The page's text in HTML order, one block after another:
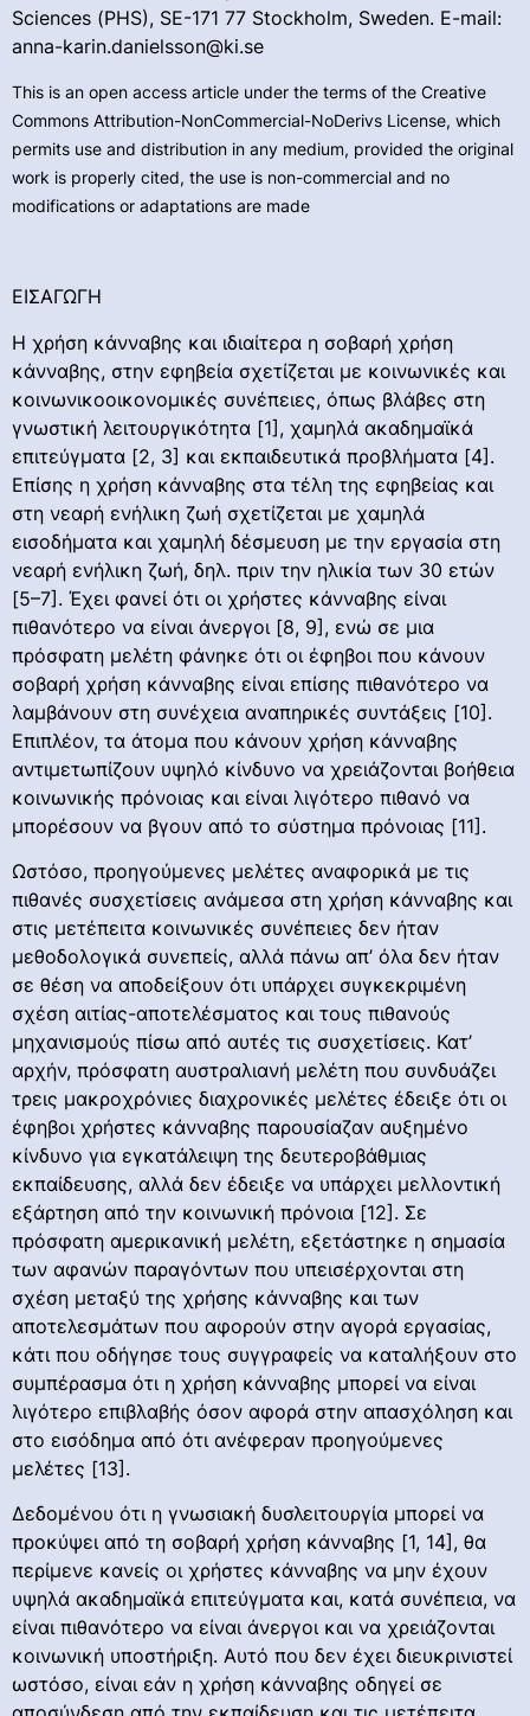
Sciences (PHS), SE-171 77 Stockholm, Sweden. E-mail:
anna-karin.danielsson@ki.se
This is an open access article under the terms of the Creative
Commons Attribution-NonCommercial-NoDerivs License, which
permits use and distribution in any medium, provided the original
work is properly cited, the use is non-commercial and no
modifications or adaptations are made
ΕΙΣΑΓΩΓΗ
Η χρήση κάνναβης και ιδιαίτερα η σοβαρή χρήση
κάνναβης, στην εφηβεία σχετίζεται με κοινωνικές και
κοινωνικοοικονομικές συνέπειες, όπως βλάβες στη
γνωστική λειτουργικότητα [1], χαμηλά ακαδημαϊκά
επιτεύγματα [2, 3] και εκπαιδευτικά προβλήματα [4].
Επίσης η χρήση κάνναβης στα τέλη της εφηβείας και
στη νεαρή ενήλικη ζωή σχετίζεται με χαμηλά
εισοδήματα και χαμηλή δέσμευση με την εργασία στη
νεαρή ενήλικη ζωή, δηλ. πριν την ηλικία των 30 ετών
[5–7]. Έχει φανεί ότι οι χρήστες κάνναβης είναι
πιθανότερο να είναι άνεργοι [8, 9], ενώ σε μια
πρόσφατη μελέτη φάνηκε ότι οι έφηβοι που κάνουν
σοβαρή χρήση κάνναβης είναι επίσης πιθανότερο να
λαμβάνουν στη συνέχεια αναπηρικές συντάξεις [10].
Επιπλέον, τα άτομα που κάνουν χρήση κάνναβης
αντιμετωπίζουν υψηλό κίνδυνο να χρειάζονται βοήθεια
κοινωνικής πρόνοιας και είναι λιγότερο πιθανό να
μπορέσουν να βγουν από το σύστημα πρόνοιας [11].
Ωστόσο, προηγούμενες μελέτες αναφορικά με τις
πιθανές συσχετίσεις ανάμεσα στη χρήση κάνναβης και
στις μετέπειτα κοινωνικές συνέπειες δεν ήταν
μεθοδολογικά συνεπείς, αλλά πάνω απ’ όλα δεν ήταν
σε θέση να αποδείξουν ότι υπάρχει συγκεκριμένη
σχέση αιτίας-αποτελέσματος και τους πιθανούς
μηχανισμούς πίσω από αυτές τις συσχετίσεις. Κατ’
αρχήν, πρόσφατη αυστραλιανή μελέτη που συνδυάζει
τρεις μακροχρόνιες διαχρονικές μελέτες έδειξε ότι οι
έφηβοι χρήστες κάνναβης παρουσίαζαν αυξημένο
κίνδυνο για εγκατάλειψη της δευτεροβάθμιας
εκπαίδευσης, αλλά δεν έδειξε να υπάρχει μελλοντική
εξάρτηση από την κοινωνική πρόνοια [12]. Σε
πρόσφατη αμερικανική μελέτη, εξετάστηκε η σημασία
των αφανών παραγόντων που υπεισέρχονται στη
σχέση μεταξύ της χρήσης κάνναβης και των
αποτελεσμάτων που αφορούν στην αγορά εργασίας,
κάτι που οδήγησε τους συγγραφείς να καταλήξουν στο
συμπέρασμα ότι η χρήση κάνναβης μπορεί να είναι
λιγότερο επιβλαβής όσον αφορά στην απασχόληση και
στο εισόδημα από ότι ανέφεραν προηγούμενες
μελέτες [13].
Δεδομένου ότι η γνωσιακή δυσλειτουργία μπορεί να
προκύψει από τη σοβαρή χρήση κάνναβης [1, 14], θα
περίμενε κανείς οι χρήστες κάνναβης να μην έχουν
υψηλά ακαδημαϊκά επιτεύγματα και, κατά συνέπεια, να
είναι πιθανότερο να είναι άνεργοι και να χρειάζονται
κοινωνική υποστήριξη. Αυτό που δεν έχει διευκρινιστεί
ωστόσο, είναι εάν η χρήση κάνναβης οδηγεί σε